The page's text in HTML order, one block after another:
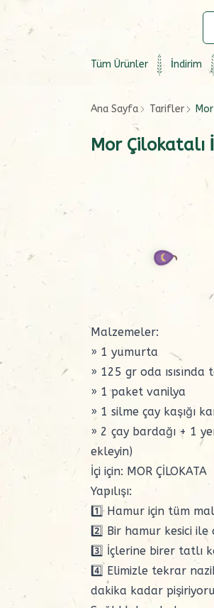
Tüm Ürünler İndirim
Ana Sayfa Tarifler
Mor Çilokatalı
Malzemeler:
» 1 yumurta
» 125 gr oda ısısında
» 1 paket vanilya
» 1 silme çay kaşığı
» 2 çay bardağı + 1
ekleyin)
İçi için: MOR ÇİLOKATA
Yapılışı:
1️⃣ Hamur için tüm
2️⃣ Bir hamur kesici
3️⃣ İçlerine birer tatlı
4️⃣ Elimizle tekrar
dakika kadar